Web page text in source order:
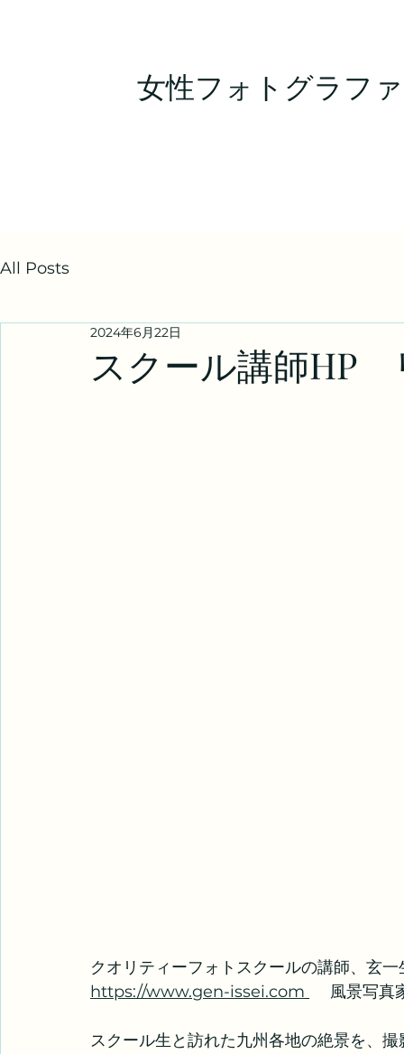
女性フォトグラフ
All Posts
スクール講師HP
2024年6月22日
クオリティーフォトスクールの講師、玄
https://www.gen-issei.com
風景写真
スクール生と訪れた九州各地の絶景を、